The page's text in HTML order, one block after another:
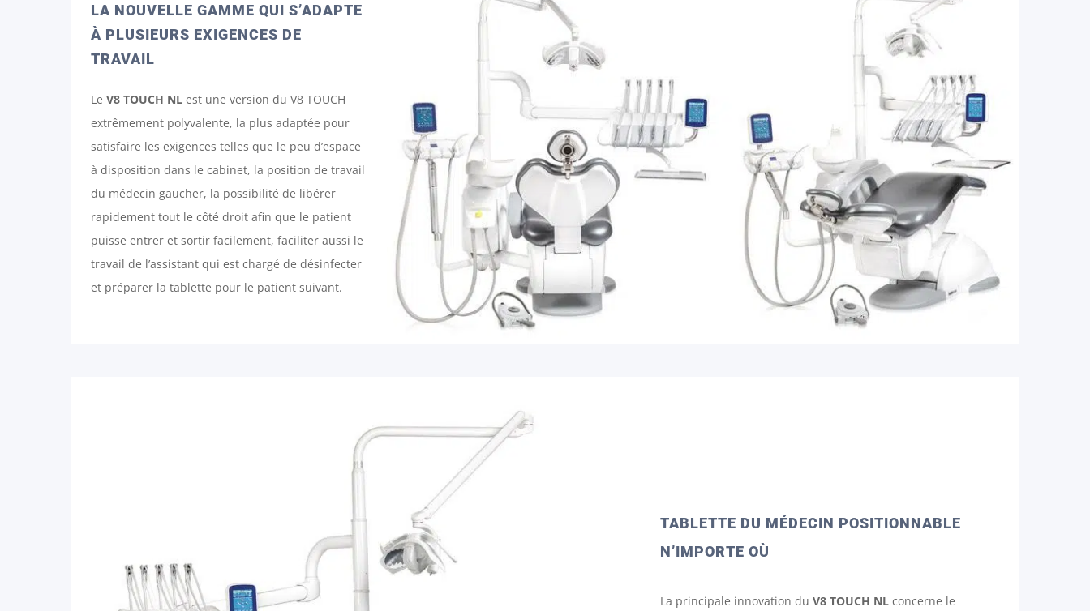
LA NOUVELLE GAMME QUI S’ADAPTE
À PLUSIEURS EXIGENCES DE
TRAVAIL
Le V8 TOUCH NL est une version du V8 TOUCH
extrêmement polyvalente, la plus adaptée pour
satisfaire les exigences telles que le peu d’espace
à disposition dans le cabinet, la position de travail
du médecin gaucher, la possibilité de libérer
rapidement tout le côté droit afin que le patient
puisse entrer et sortir facilement, faciliter aussi le
travail de l’assistant qui est chargé de désinfecter
et préparer la tablette pour le patient suivant.
TABLETTE DU MÉDECIN POSITIONNABLE
N’IMPORTE OÙ
La principale innovation du V8 TOUCH NL concerne le